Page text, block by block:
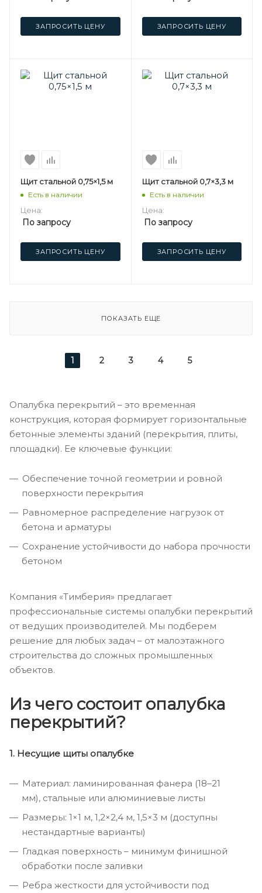
ЗАПРОСИТЬ ЦЕНУ ЗАПРОСИТЬ ЦЕНУ
Щит стальной 0,75×1,5 м
Есть в наличии
Цена:
По запросу
ЗАПРОСИТЬ ЦЕНУ
Щит стальной 0,7×3,3 м
Есть в наличии
Цена:
По запросу
ЗАПРОСИТЬ ЦЕНУ
ПОКАЗАТЬ ЕЩЕ
1 2 3 4 5
Опалубка перекрытий – это временная
конструкция, которая формирует горизонтальные
бетонные элементы зданий (перекрытия, плиты,
площадки). Ее ключевые функции:
Обеспечение точной геометрии и ровной
поверхности перекрытия
Равномерное распределение нагрузок от
бетона и арматуры
Сохранение устойчивости до набора прочности
бетоном
Компания «Тимберия» предлагает
профессиональные системы опалубки перекрытий
от ведущих производителей. Мы подберем
решение для любых задач – от малоэтажного
строительства до сложных промышленных
объектов.
Из чего состоит опалубка
перекрытий?
1. Несущие щиты опалубке
Материал: ламинированная фанера (18–21
мм), стальные или алюминиевые листы
Размеры: 1×1 м, 1,2×2,4 м, 1,5×3 м (доступны
нестандартные варианты)
Гладкая поверхность – минимум финишной
обработки после заливки
Ребра жесткости для устойчивости под